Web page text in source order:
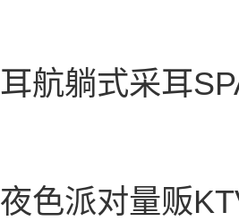
耳航躺式采耳
夜色派对量贩